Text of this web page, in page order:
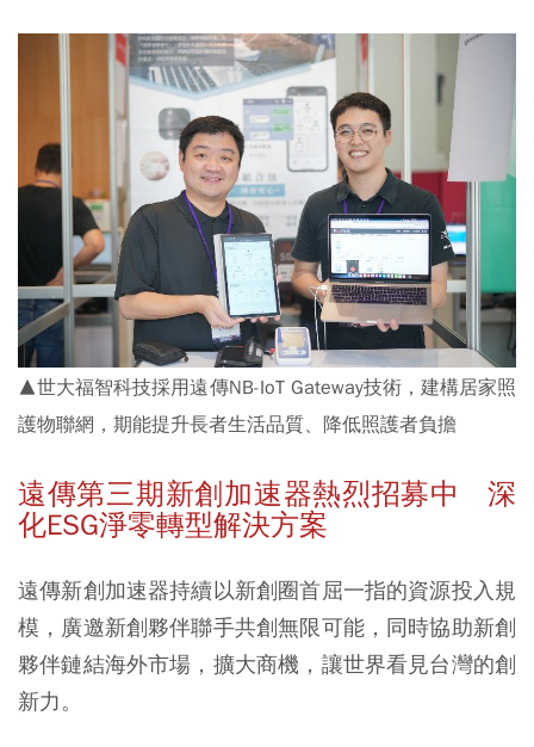
▲世大福智科技採用遠傳NB-IoT Gateway技術，建構居家照
護物聯網，期能提升長者生活品質、降低照護者負擔
遠傳第三期新創加速器熱烈招募中 深
化ESG淨零轉型解決方案
遠傳新創加速器持續以新創圈首屈一指的資源投入規
模，廣邀新創夥伴聯手共創無限可能，同時協助新創
夥伴鏈結海外市場，擴大商機，讓世界看見台灣的創
新力。